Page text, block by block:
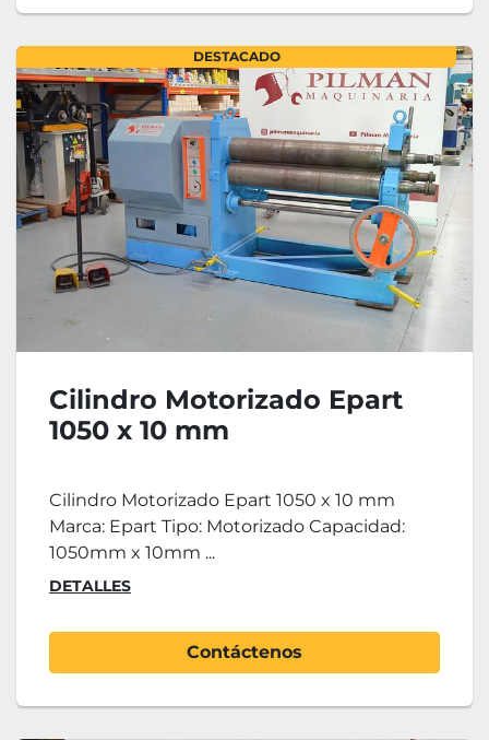
DESTACADO
Cilindro Motorizado Epart
1050 x 10 mm
Cilindro Motorizado Epart 1050 x 10 mm
Marca: Epart Tipo: Motorizado Capacidad:
1050mm x 10mm ...
DETALLES
Contáctenos